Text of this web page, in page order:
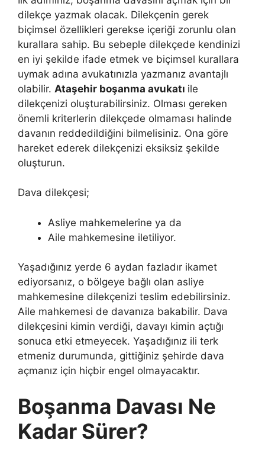
dilekçe yazmak olacak. Dilekçenin gerek
biçimsel özellikleri gerekse içeriği zorunlu olan
kurallara sahip. Bu sebeple dilekçede kendinizi
en iyi şekilde ifade etmek ve biçimsel kurallara
uymak adına avukatınızla yazmanız avantajlı
olabilir. Ataşehir boşanma avukatı ile
dilekçenizi oluşturabilirsiniz. Olması gereken
önemli kriterlerin dilekçede olmaması halinde
davanın reddedildiğini bilmelisiniz. Ona göre
hareket ederek dilekçenizi eksiksiz şekilde
oluşturun.
Dava dilekçesi;
Asliye mahkemelerine ya da
Aile mahkemesine iletiliyor.
Yaşadığınız yerde 6 aydan fazladır ikamet
ediyorsanız, o bölgeye bağlı olan asliye
mahkemesine dilekçenizi teslim edebilirsiniz.
Aile mahkemesi de davanıza bakabilir. Dava
dilekçesini kimin verdiği, davayı kimin açtığı
sonuca etki etmeyecek. Yaşadığınız ili terk
etmeniz durumunda, gittiğiniz şehirde dava
açmanız için hiçbir engel olmayacaktır.
Boşanma Davası Ne
Kadar Sürer?